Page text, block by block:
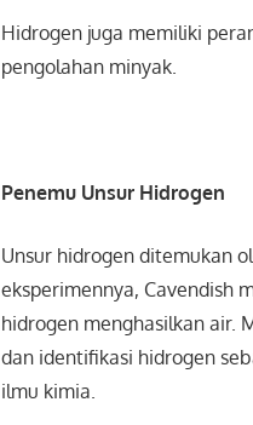
Hidrogen juga memiliki
pengolahan minyak.
Penemu Unsur Hidrogen
Unsur hidrogen ditemukan
eksperimennya, Cavendish
hidrogen menghasilkan air.
dan identifikasi hidrogen
ilmu kimia.